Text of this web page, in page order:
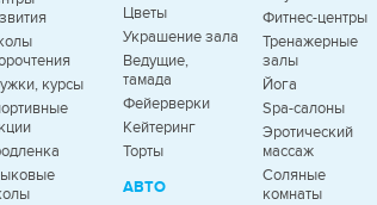
курсы
Цветы
Украшение зала
Ведущие,
тамада
Фейерверки
Кейтеринг
Торты
АВТО
Фитнес-центры
Тренажерные
залы
Йога
Spa-салоны
Эротический
массаж
Соляные
комнаты